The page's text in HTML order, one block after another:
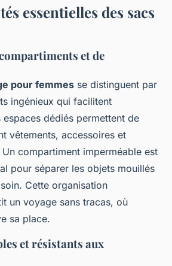
essentielles des sacs
et de
pour femmes se distinguent par
ingénieux qui facilitent
dédiés permettent de
vêtements, accessoires et
compartiment imperméable est
pour séparer les objets mouillés
Cette organisation
un voyage sans tracas, où
sa place.
et résistants aux